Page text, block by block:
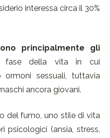
interessa circa il 30%
principalmente gli
fase della vita in cui
ormoni sessuali, tuttavia
ancora giovani.
del fumo, uno stile di vita
psicologici (ansia, stress,